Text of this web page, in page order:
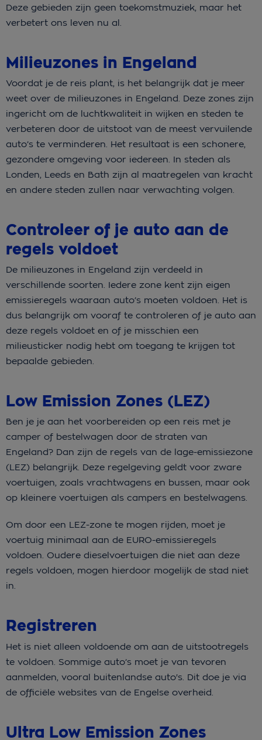
Deze gebieden zijn geen toekomstmuziek, maar het
verbetert ons leven nu al.
Milieuzones in Engeland
Voordat je de reis plant, is het belangrijk dat je meer
weet over de milieuzones in Engeland. Deze zones zijn
ingericht om de luchtkwaliteit in wijken en steden te
verbeteren door de uitstoot van de meest vervuilende
auto’s te verminderen. Het resultaat is een schonere,
gezondere omgeving voor iedereen. In steden als
Londen, Leeds en Bath zijn al maatregelen van kracht
en andere steden zullen naar verwachting volgen.
Controleer of je auto aan de
regels voldoet
De milieuzones in Engeland zijn verdeeld in
verschillende soorten. Iedere zone kent zijn eigen
emissieregels waaraan auto’s moeten voldoen. Het is
dus belangrijk om vooraf te controleren of je auto aan
deze regels voldoet en of je misschien een
milieusticker nodig hebt om toegang te krijgen tot
bepaalde gebieden.
Low Emission Zones (LEZ)
Ben je je aan het voorbereiden op een reis met je
camper of bestelwagen door de straten van
Engeland? Dan zijn de regels van de lage-emissiezone
(LEZ) belangrijk. Deze regelgeving geldt voor zware
voertuigen, zoals vrachtwagens en bussen, maar ook
op kleinere voertuigen als campers en bestelwagens.
Om door een LEZ-zone te mogen rijden, moet je
voertuig minimaal aan de EURO-emissieregels
voldoen. Oudere dieselvoertuigen die niet aan deze
regels voldoen, mogen hierdoor mogelijk de stad niet
in.
Registreren
Het is niet alleen voldoende om aan de uitstootregels
te voldoen. Sommige auto’s moet je van tevoren
aanmelden, vooral buitenlandse auto's. Dit doe je via
de officiële websites van de Engelse overheid.
Ultra Low Emission Zones